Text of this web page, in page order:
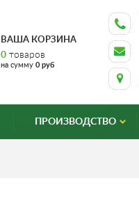
ВАША КОРЗИНА
0 товаров
на сумму 0 руб
ПРОИЗВОДСТВО